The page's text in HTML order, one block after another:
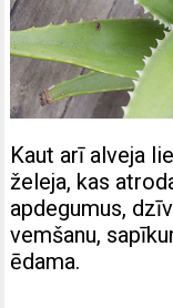
Kaut arī alveja
želeja, kas
apdegumus,
vemšanu,
ēdama.